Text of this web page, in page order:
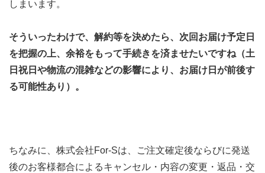
しまいます。
そういったわけで、解約等を決めたら、次回お届け予定日
を把握の上、余裕をもって手続きを済ませたいですね（土
日祝日や物流の混雑などの影響により、お届け日が前後す
る可能性あり）。
ちなみに、株式会社For-Sは、ご注文確定後ならびに発送
後のお客様都合によるキャンセル・内容の変更・返品・交